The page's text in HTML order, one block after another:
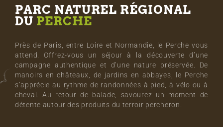
PARC NATUREL RÉGIONAL
DU PERCHE
Près de Paris, entre Loire et Normandie, le Perche vous
attend. Offrez-vous un séjour à la découverte d’une
campagne authentique et d’une nature préservée. De
manoirs en châteaux, de jardins en abbayes, le Perche
s’apprécie au rythme de randonnées à pied, à vélo ou à
cheval. Au retour de balade, savourez un moment de
détente autour des produits du terroir percheron.